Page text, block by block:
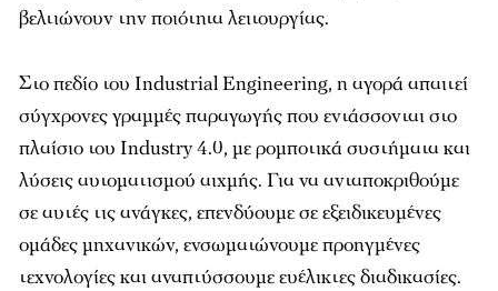
βελτιώνουν την ποιότητα λειτουργίας.
Στο πεδίο του Industrial Engineering, η αγορά απαιτεί
σύγχρονες γραμμές παραγωγής που εντάσσονται στο
πλαίσιο του Industry 4.0, με ρομποτικά συστήματα και
λύσεις αυτοματισμού αιχμής. Για να ανταποκριθούμε
σε αυτές τις ανάγκες, επενδύουμε σε εξειδικευμένες
ομάδες μηχανικών, ενσωματώνουμε προηγμένες
τεχνολογίες και αναπτύσσουμε ευέλικτες διαδικασίες.